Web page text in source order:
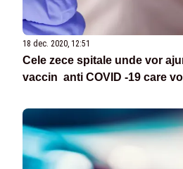
18 dec. 2020, 12:51
Cele zece spitale unde vor
vaccin anti COVID -19 care